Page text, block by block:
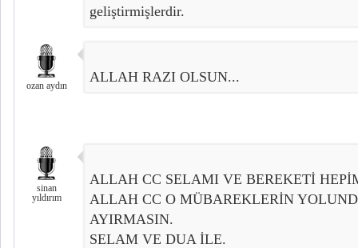
geliştirmişlerdir.
ozan aydın
ALLAH RAZI OLSUN...
sinan
yıldırım
ALLAH CC SELAMI VE BEREKETİ
ALLAH CC O MÜBAREKLERİN
AYIRMASIN.
SELAM VE DUA İLE.